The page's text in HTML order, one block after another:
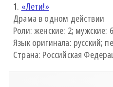
1. «Лети!»
Драма в одном действии
Роли: женские: 2; мужские:
Язык оригинала: русский;
Страна: Российская